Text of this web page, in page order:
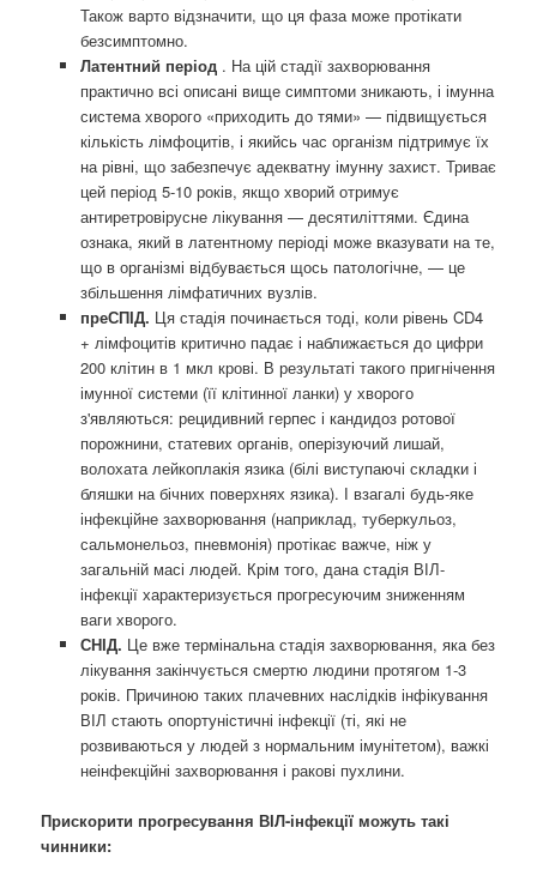
Також варто відзначити, що ця фаза може протікати
безсимптомно.
Латентний період . На цій стадії захворювання
практично всі описані вище симптоми зникають, і імунна
система хворого «приходить до тями» — підвищується
кількість лімфоцитів, і якийсь час організм підтримує їх
на рівні, що забезпечує адекватну імунну захист. Триває
цей період 5-10 років, якщо хворий отримує
антиретровірусне лікування — десятиліттями. Єдина
ознака, який в латентному періоді може вказувати на те,
що в організмі відбувається щось патологічне, — це
збільшення лімфатичних вузлів.
преСПІД. Ця стадія починається тоді, коли рівень CD4
+ лімфоцитів критично падає і наближається до цифри
200 клітин в 1 мкл крові. В результаті такого пригнічення
імунної системи (її клітинної ланки) у хворого
з'являються: рецидивний герпес і кандидоз ротової
порожнини, статевих органів, оперізуючий лишай,
волохата лейкоплакія язика (білі виступаючі складки і
бляшки на бічних поверхнях язика). І взагалі будь-яке
інфекційне захворювання (наприклад, туберкульоз,
сальмонельоз, пневмонія) протікає важче, ніж у
загальній масі людей. Крім того, дана стадія ВІЛ-
інфекції характеризується прогресуючим зниженням
ваги хворого.
СНІД. Це вже термінальна стадія захворювання, яка без
лікування закінчується смертю людини протягом 1-3
років. Причиною таких плачевних наслідків інфікування
ВІЛ стають опортуністичні інфекції (ті, які не
розвиваються у людей з нормальним імунітетом), важкі
неінфекційні захворювання і ракові пухлини.
Прискорити прогресування ВІЛ-інфекції можуть такі
чинники: